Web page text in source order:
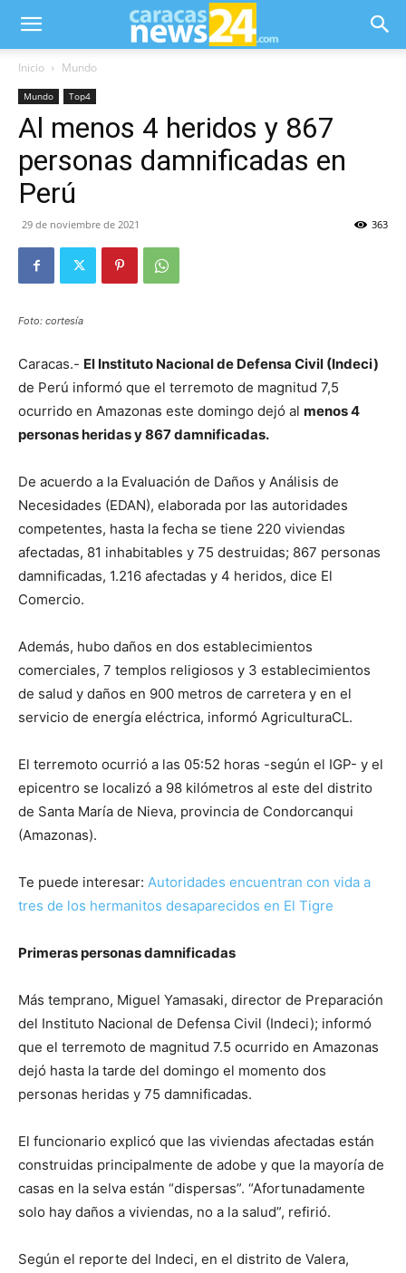
Inicio Mundo
Mundo Top4
Al menos 4 heridos y 867
personas damnificadas en
Perú
29 de noviembre de 2021 363
Foto: cortesía
Caracas.- El Instituto Nacional de Defensa Civil (Indeci)
de Perú informó que el terremoto de magnitud 7,5
ocurrido en Amazonas este domingo dejó al menos 4
personas heridas y 867 damnificadas.
De acuerdo a la Evaluación de Daños y Análisis de
Necesidades (EDAN), elaborada por las autoridades
competentes, hasta la fecha se tiene 220 viviendas
afectadas, 81 inhabitables y 75 destruidas; 867 personas
damnificadas, 1.216 afectadas y 4 heridos, dice El
Comercio.
Además, hubo daños en dos establecimientos
comerciales, 7 templos religiosos y 3 establecimientos
de salud y daños en 900 metros de carretera y en el
servicio de energía eléctrica, informó AgriculturaCL.
El terremoto ocurrió a las 05:52 horas -según el IGP- y el
epicentro se localizó a 98 kilómetros al este del distrito
de Santa María de Nieva, provincia de Condorcanqui
(Amazonas).
Te puede interesar: Autoridades encuentran con vida a
tres de los hermanitos desaparecidos en El Tigre
Primeras personas damnificadas
Más temprano, Miguel Yamasaki, director de Preparación
del Instituto Nacional de Defensa Civil (Indeci); informó
que el terremoto de magnitud 7.5 ocurrido en Amazonas
dejó hasta la tarde del domingo el momento dos
personas heridas y 75 damnificadas.
El funcionario explicó que las viviendas afectadas están
construidas principalmente de adobe y que la mayoría de
casas en la selva están “dispersas”. “Afortunadamente
solo hay daños a viviendas, no a la salud”, refirió.
Según el reporte del Indeci, en el distrito de Valera,